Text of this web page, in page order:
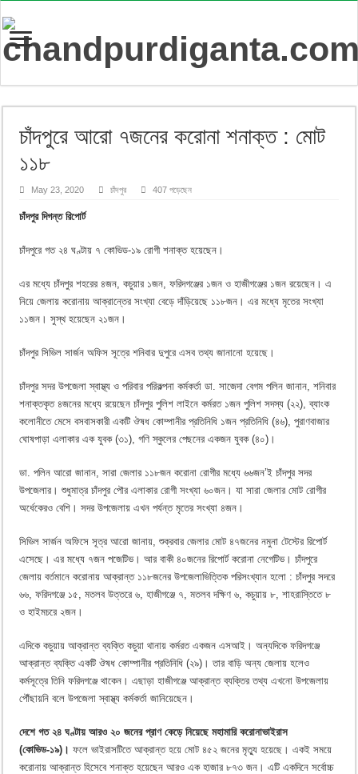
চাঁদপুরে আরো ৭জনের করোনা শনাক্ত : মোট
১১৮
May 23, 2020 চাঁদপুর 407 পড়েছেন
চাঁদপুর দিগন্ত রিপোর্ট
চাঁদপুরে গত ২৪ ঘণ্টায় ৭ কোভিড-১৯ রোগী শনাক্ত হয়েছেন।
এর মধ্যে চাঁদপুর শহরের ৪জন, কচুয়ার ১জন, ফরিদগঞ্জের ১জন ও হাজীগঞ্জের ১জন রয়েছেন। এ
নিয়ে জেলায় করোনায় আক্রান্তের সংখ্যা বেড়ে দাঁড়িয়েছে ১১৮জন। এর মধ্যে মৃতের সংখ্যা
১১জন। সুস্থ হয়েছেন ২১জন।
চাঁদপুর সিভিল সার্জন অফিস সূত্রে শনিবার দুপুরে এসব তথ্য জানানো হয়েছে।
চাঁদপুর সদর উপজেলা স্বাস্থ্য ও পরিবার পরিকল্পনা কর্মকর্তা ডা. সাজেদা বেগম পলিন জানান, শনিবার
শনাক্তকৃত ৪জনের মধ্যে রয়েছেন চাঁদপুর পুলিশ লাইনে কর্মরত ১জন পুলিশ সদস্য (২২), ব্যাংক
কলোনীতে মেসে বসবাসকারী একটি ঔষধ কোম্পানীর প্রতিনিধি ১জন প্রতিনিধি (৪৬), পুরাণবাজার
ঘোষপাড়া এলাকার এক যুবক (৩১), গণি স্কুলের পেছনের একজন যুবক (৪০)।
ডা. পলিন আরো জানান, সারা জেলার ১১৮জন করোনা রোগীর মধ্যে ৬৬জন’ই চাঁদপুর সদর
উপজেলার। শুধুমাত্র চাঁদপুর পৌর এলাকার রোগী সংখ্যা ৬০জন। যা সারা জেলার মোট রোগীর
অর্ধেকেরও বেশি। সদর উপজেলায় এখন পর্যন্ত মৃতের সংখ্যা ৪জন।
সিভিল সার্জন অফিসে সূত্র আরো জানায়, শুক্রবার জেলার মোট ৪৭জনের নমুনা টেস্টের রিপোর্ট
এসেছে। এর মধ্যে ৭জন পজেটিভ। আর বাকী ৪০জনের রিপোর্ট করোনা নেগেটিভ। চাঁদপুরে
জেলায় বর্তমানে করোনায় আক্রান্ত ১১৮জনের উপজেলাভিত্তিক পরিসংখ্যান হলো : চাঁদপুর সদরে
৬৬, ফরিদগঞ্জে ১৫, মতলব উত্তরে ৬, হাজীগঞ্জে ৭, মতলব দক্ষিণ ৬, কচুয়ায় ৮, শাহরাস্তিতে ৮
ও হাইমচরে ২জন।
এদিকে কচুয়ায় আক্রান্ত ব্যক্তি কচুয়া থানায় কর্মরত একজন এসআই। অন্যদিকে ফরিদগঞ্জে
আক্রান্ত ব্যক্তি একটি ঔষধ কোম্পানীর প্রতিনিধি (২৯)। তার বাড়ি অন্য জেলায় হলেও
কর্মসূত্রে তিনি ফরিদগঞ্জে থাকেন। এছাড়া হাজীগঞ্জে আক্রান্ত ব্যক্তির তথ্য এখনো উপজেলায়
পৌঁছায়নি বলে উপজেলা স্বাস্থ্য কর্মকর্তা জানিয়েছেন।
দেশে গত ২৪ ঘণ্টায় আরও ২০ জনের প্রাণ কেড়ে নিয়েছে মহামারি করোনাভাইরাস
(কোভিড-১৯)। ফলে ভাইরাসটিতে আক্রান্ত হয়ে মোট ৪৫২ জনের মৃত্যু হয়েছে। একই সময়ে
করোনায় আক্রান্ত হিসেবে শনাক্ত হয়েছেন আরও এক হাজার ৮৭৩ জন। এটি একদিনে সর্বোচ্চ